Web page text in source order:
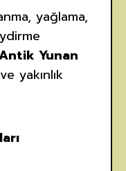
yağlama,
Yunan
yakınlık